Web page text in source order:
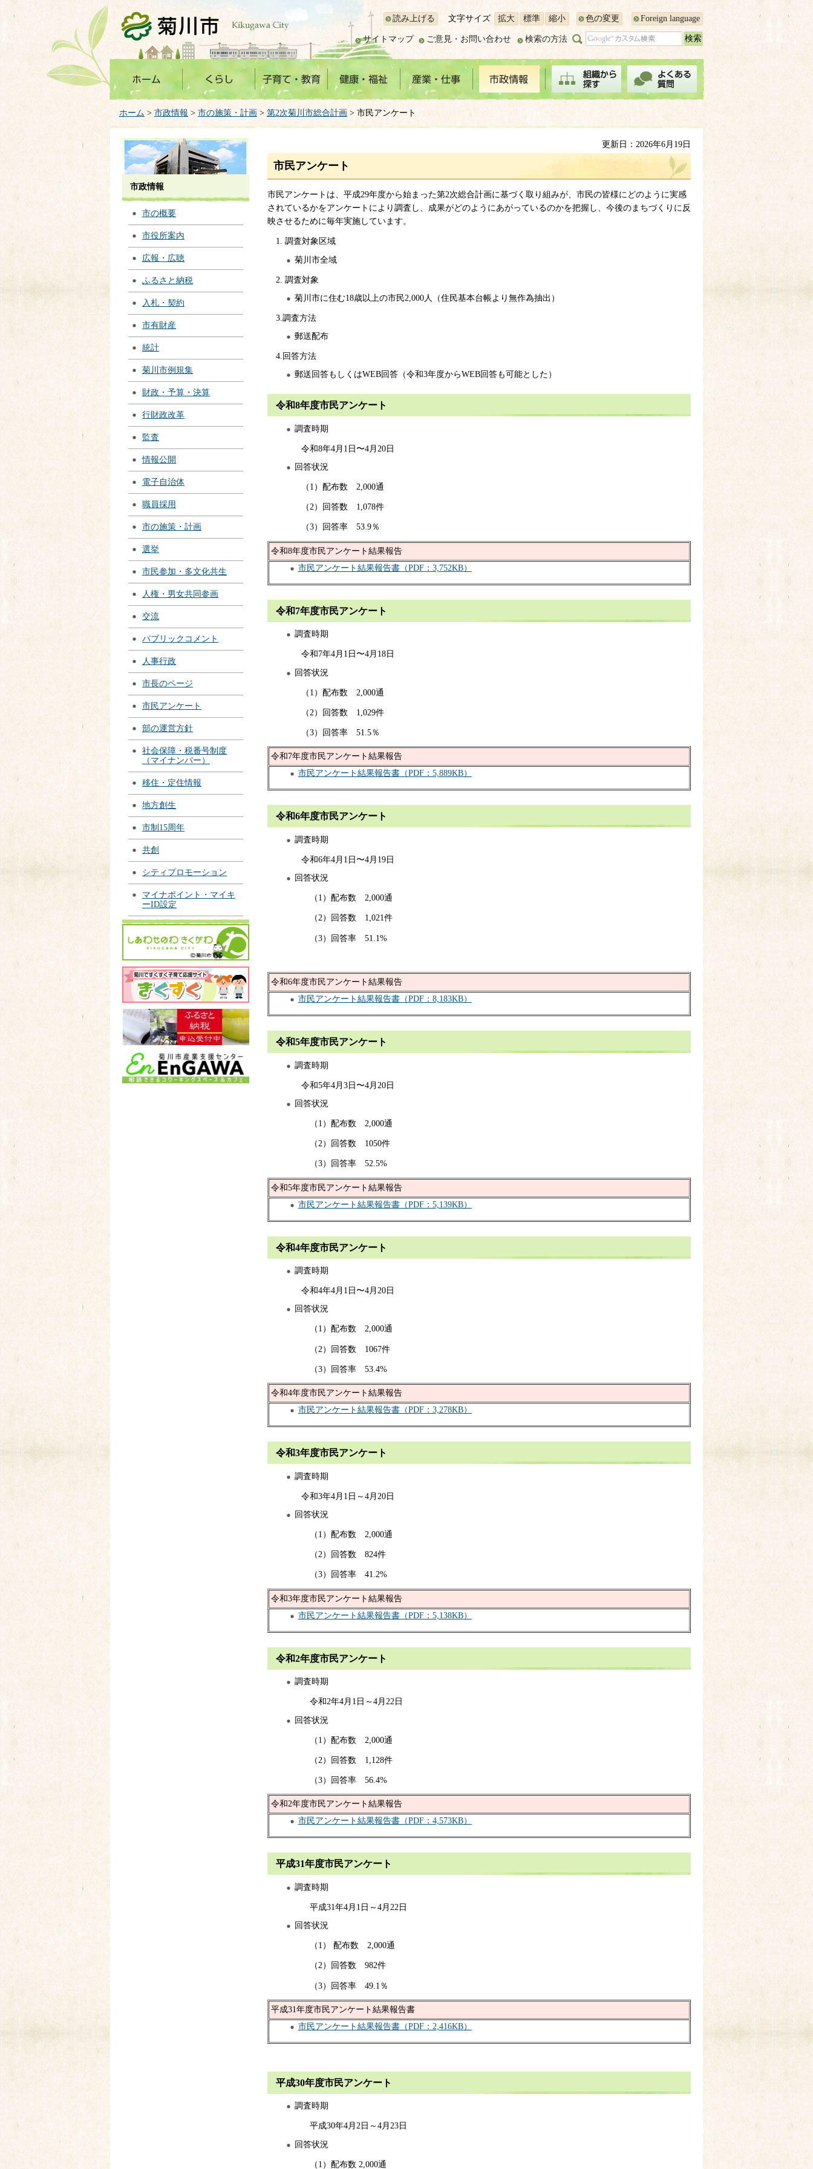
菊川市 読み上げる 文字サイズ 拡大 標準 縮小 色の変更 Foreign language
サイトマップ ご意見・お問い合わせ 検索の方法
ホーム > 市政情報 > 市の施策・計画 > 第2次菊川市総合計画 > 市民アンケート
市政情報
市の概要
市役所案内
広報・広聴
ふるさと納税
入札・契約
市有財産
統計
菊川市例規集
財政・予算・決算
行財政改革
監査
情報公開
電子自治体
職員採用
市の施策・計画
選挙
市民参加・多文化共生
人権・男女共同参画
交流
パブリックコメント
人事行政
市長のページ
市民アンケート
部の運営方針
社会保障・税番号制度
（マイナンバー）
移住・定住情報
地方創生
市制15周年
共創
シティプロモーション
マイナポイント・マイキ
ーID設定
更新日：2026年6月19日
市民アンケート
市民アンケートは、平成29年度から始まった第2次総合計画に基づく取り組みが、市民の皆様にどのように実感
されているかをアンケートにより調査し、成果がどのようにあがっているのかを把握し、今後のまちづくりに反
映させるために毎年実施しています。
1. 調査対象区域
菊川市全域
2. 調査対象
菊川市に住む18歳以上の市民2,000人（住民基本台帳より無作為抽出）
3.調査方法
郵送配布
4.回答方法
郵送回答もしくはWEB回答（令和3年度からWEB回答も可能とした）
令和8年度市民アンケート
調査時期
令和8年4月1日〜4月20日
回答状況
（1）配布数 2,000通
（2）回答数 1,078件
（3）回答率 53.9％
令和8年度市民アンケート結果報告
市民アンケート結果報告書（PDF：3,752KB）
令和7年度市民アンケート
調査時期
令和7年4月1日〜4月18日
回答状況
（1）配布数 2,000通
（2）回答数 1,029件
（3）回答率 51.5％
令和7年度市民アンケート結果報告
市民アンケート結果報告書（PDF：5,889KB）
令和6年度市民アンケート
調査時期
令和6年4月1日〜4月19日
回答状況
（1）配布数 2,000通
（2）回答数 1,021件
（3）回答率 51.1%
令和6年度市民アンケート結果報告
市民アンケート結果報告書（PDF：8,183KB）
令和5年度市民アンケート
調査時期
令和5年4月3日〜4月20日
回答状況
（1）配布数 2,000通
（2）回答数 1050件
（3）回答率 52.5%
令和5年度市民アンケート結果報告
市民アンケート結果報告書（PDF：5,139KB）
令和4年度市民アンケート
調査時期
令和4年4月1日〜4月20日
回答状況
（1）配布数 2,000通
（2）回答数 1067件
（3）回答率 53.4%
令和4年度市民アンケート結果報告
市民アンケート結果報告書（PDF：3,278KB）
令和3年度市民アンケート
調査時期
令和3年4月1日～4月20日
回答状況
（1）配布数 2,000通
（2）回答数 824件
（3）回答率 41.2%
令和3年度市民アンケート結果報告
市民アンケート結果報告書（PDF：5,138KB）
令和2年度市民アンケート
調査時期
令和2年4月1日～4月22日
回答状況
（1）配布数 2,000通
（2）回答数 1,128件
（3）回答率 56.4%
令和2年度市民アンケート結果報告
市民アンケート結果報告書（PDF：4,573KB）
平成31年度市民アンケート
調査時期
平成31年4月1日～4月22日
回答状況
（1） 配布数 2,000通
（2）回答数 982件
（3）回答率 49.1％
平成31年度市民アンケート結果報告書
市民アンケート結果報告書（PDF：2,416KB）
平成30年度市民アンケート
調査時期
平成30年4月2日～4月23日
回答状況
（1）配布数 2,000通